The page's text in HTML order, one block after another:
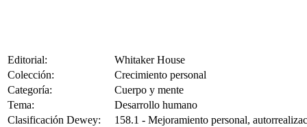
Editorial:
Whitaker House
Colección:
Crecimiento personal
Categoría:
Cuerpo y mente
Tema:
Desarrollo humano
Clasificación Dewey:
158.1 - Mejoramiento personal,